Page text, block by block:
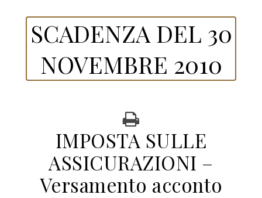
SCADENZA DEL 30
NOVEMBRE 2010
IMPOSTA SULLE
ASSICURAZIONI –
Versamento acconto